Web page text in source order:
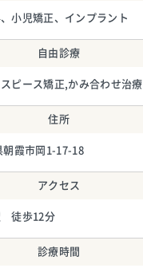
小児矯正、インプラント
自由診療
ピース矯正,かみ合わせ治療
住所
霞市岡1-17-18
アクセス
徒歩12分
診療時間